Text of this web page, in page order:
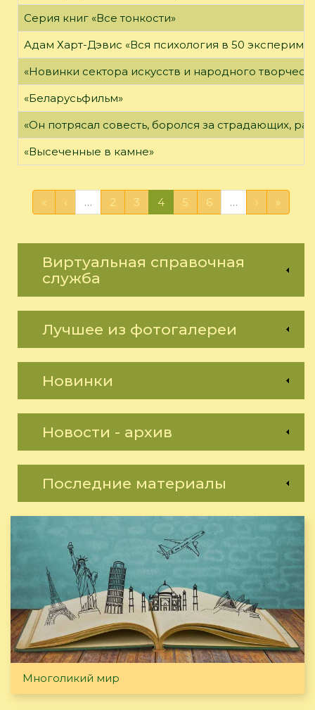
Серия книг «Все тонкости»
Адам Харт-Дэвис «Вся психология в 50
«Новинки сектора искусств и народного
«Беларусьфильм»
«Он потрясал совесть, боролся за страдающих,
«Высеченные в камне»
« ‹ … 2 3 4 5 6 … › »
Виртуальная справочная
служба
Лучшее из фотогалереи
Новинки
Новости - архив
Последние материалы
Многоликий мир